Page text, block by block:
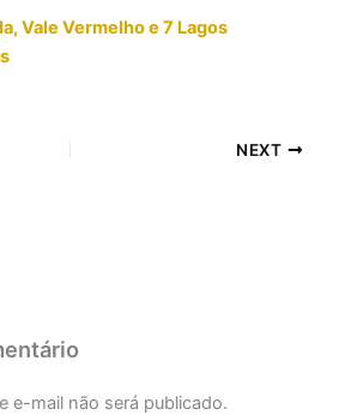
Vale Vermelho e 7 Lagos
NEXT
e-mail não será publicado.